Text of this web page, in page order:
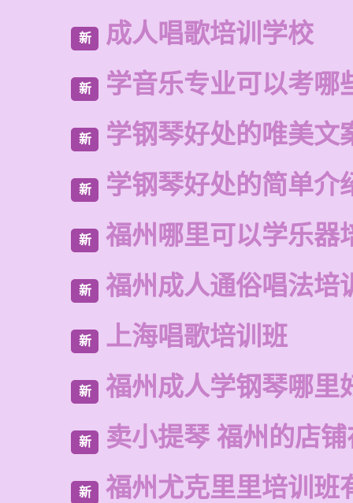
新 成人唱歌培训学校
新 学音乐专业可以考哪
新 学钢琴好处的唯美文
新 学钢琴好处的简单介
新 福州哪里可以学乐器
新 福州成人通俗唱法培
新 上海唱歌培训班
新 福州成人学钢琴哪里
新 卖小提琴 福州的店
新 福州尤克里里培训班